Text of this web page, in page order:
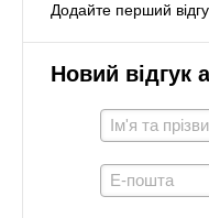
Додайте перший
Новий відгук